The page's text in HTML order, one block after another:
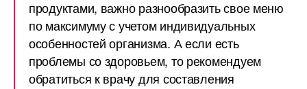
продуктами, важно разнообразить свое меню
по максимуму с учетом индивидуальных
особенностей организма. А если есть
проблемы со здоровьем, то рекомендуем
обратиться к врачу для составления